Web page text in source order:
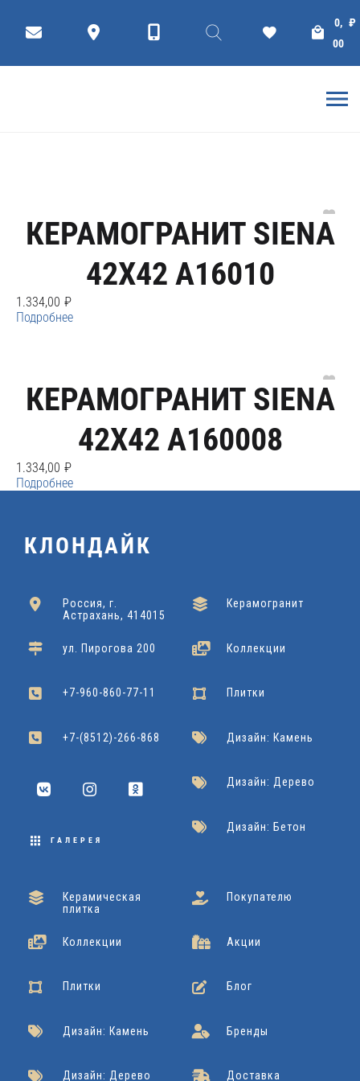
₽
0,
00
Siena
КЕРАМОГРАНИТ SIENA
42X42 A16010
₽
1.334,00
Подробнее
КЕРАМОГРАНИТ SIENA
42X42 A160008
₽
1.334,00
Подробнее
КЛОНДАЙК
Россия, г.
Астрахань, 414015
ул. Пирогова 200
+7-960-860-77-11
+7-(8512)-266-868
ГАЛЕРЕЯ
Керамогранит
Коллекции
Плитки
Дизайн: Камень
Дизайн: Дерево
Дизайн: Бетон
Керамическая
плитка
Коллекции
Плитки
Дизайн: Камень
Дизайн: Дерево
Покупателю
Акции
Блог
Бренды
Доставка